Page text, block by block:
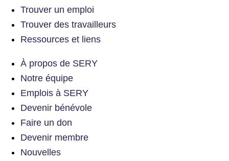
Trouver un emploi
Trouver des travailleurs
Ressources et liens
À propos de SERY
Notre équipe
Emplois à SERY
Devenir bénévole
Faire un don
Devenir membre
Nouvelles